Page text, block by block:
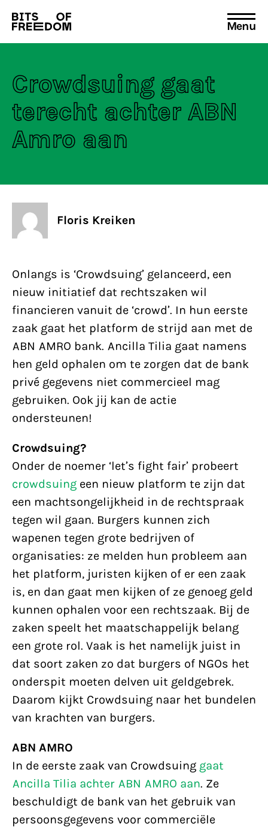
Search
for:
Menu
Crowdsuing gaat
terecht achter ABN
Amro aan
Floris Kreiken
Onlangs is ‘Crowdsuing’ gelanceerd, een
nieuw initiatief dat rechtszaken wil
financieren vanuit de ‘crowd’. In hun eerste
zaak gaat het platform de strijd aan met de
ABN AMRO bank. Ancilla Tilia gaat namens
hen geld ophalen om te zorgen dat de bank
privé gegevens niet commercieel mag
gebruiken. Ook jij kan de actie
ondersteunen!
Crowdsuing?
Onder de noemer ‘let’s fight fair’ probeert
crowdsuing een nieuw platform te zijn dat
een machtsongelijkheid in de rechtspraak
tegen wil gaan. Burgers kunnen zich
wapenen tegen grote bedrijven of
organisaties: ze melden hun probleem aan
het platform, juristen kijken of er een zaak
is, en dan gaat men kijken of ze genoeg geld
kunnen ophalen voor een rechtszaak. Bij de
zaken speelt het maatschappelijk belang
een grote rol. Vaak is het namelijk juist in
dat soort zaken zo dat burgers of NGOs het
onderspit moeten delven uit geldgebrek.
Daarom kijkt Crowdsuing naar het bundelen
van krachten van burgers.
ABN AMRO
In de eerste zaak van Crowdsuing gaat
Ancilla Tilia achter ABN AMRO aan. Ze
beschuldigt de bank van het gebruik van
persoonsgegevens voor commerciële